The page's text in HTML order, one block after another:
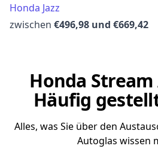
Honda Jazz
zwischen €496,98 und €669,42
Honda
Häufig
Alles, was Sie über den
Autoglas wissen